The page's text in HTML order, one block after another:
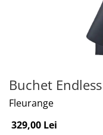
Buchet
Fleurange
329,00 Lei